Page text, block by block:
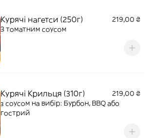
Курячі нагетси (250г)
219,00 ₴
З томатним соусом
Курячі Крильця (310г)
219,00 ₴
з соусом на вибір: Бурбон, BBQ або
гострий